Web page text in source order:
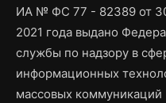
ИА № ФС 77 - 82389 от
2021 года выдано
службы по надзору в
информационных
массовых коммуникаций